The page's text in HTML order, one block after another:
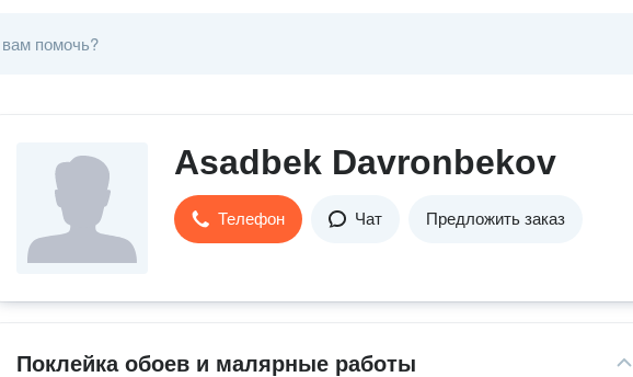
Asadbek Davronbekov
Телефон Чат Предложить заказ
Поклейка обоев и малярные работы